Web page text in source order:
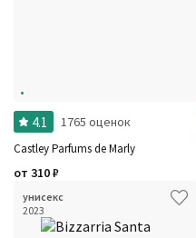
Год производства
4.1 1765 оценок
Castley Parfums de Marly
от 310₽
унисекс
2023